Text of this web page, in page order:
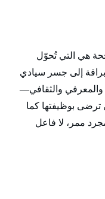
هي التي تُحوّل
براقة إلى جسر سيادي
والمعرفي والثقافي—
ترضى بوظيفتها كما
ممر، لا فاعل